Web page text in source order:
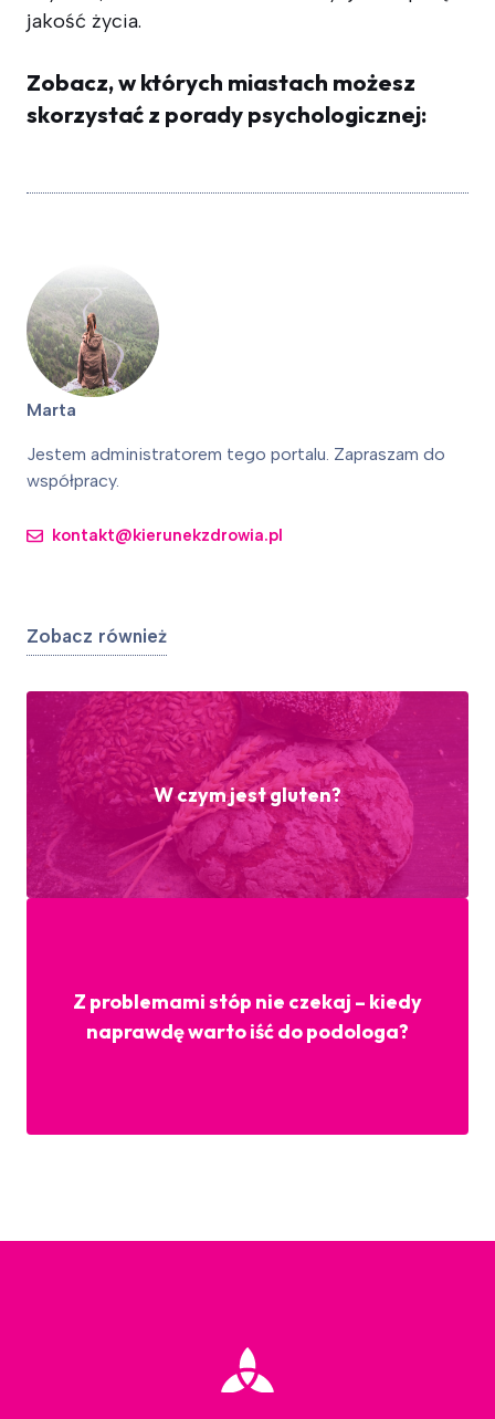
jakość życia.
Zobacz, w których miastach możesz
skorzystać z porady psychologicznej:
Marta
Jestem administratorem tego portalu. Zapraszam do
współpracy.
kontakt@kierunekzdrowia.pl
Zobacz również
W czym jest gluten?
Z problemami stóp nie czekaj – kiedy
naprawdę warto iść do podologa?